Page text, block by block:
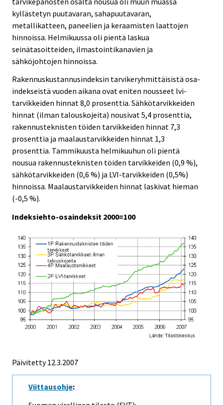
kyllästetyn puutavaran, sahapuutavaran,
metallikatteen, paneelien ja keraamisten laattojen
hinnoissa. Helmikuussa oli pientä laskua
seinätasoitteiden, ilmastointikanavien ja
sähköjohtojen hinnoissa.
Rakennuskustannusindeksin tarvikeryhmittäisistä osa-
indekseistä vuoden aikana ovat eniten nousseet lvi-
tarvikkeiden hinnat 8,0 prosenttia. Sähkötarvikkeiden
hinnat (ilman talouskojeita) nousivat 5,4 prosenttia,
rakennusteknisten töiden tarvikkeiden hinnat 7,3
prosenttia ja maalaustarvikkeiden hinnat 1,3
prosenttia. Tammikuusta helmikuuhun oli pientä
nousua rakennusteknisten töiden tarvikkeiden (0,9 %),
sähkötarvikkeiden (0,6 %) ja LVI-tarvikkeiden (0,5%)
hinnoissa. Maalaustarvikkeiden hinnat laskivat hieman
(-0,5 %).
Indeksiehto-osaindeksit 2000=100
Päivitetty12.3.2007
Viittausohje: